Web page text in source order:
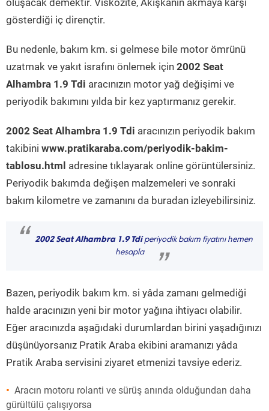
oluşacak demektir. Viskozite, Akışkanın akmaya karşı
gösterdiği iç dirençtir.
Bu nedenle, bakım km. si gelmese bile motor ömrünü
uzatmak ve yakıt israfını önlemek için 2002 Seat
Alhambra 1.9 Tdi aracınızın motor yağ değişimi ve
periyodik bakımını yılda bir kez yaptırmanız gerekir.
2002 Seat Alhambra 1.9 Tdi aracınızın periyodik bakım
takibini www.pratikaraba.com/periyodik-bakim-
tablosu.html adresine tıklayarak online görüntülersiniz.
Periyodik bakımda değişen malzemeleri ve sonraki
bakım kilometre ve zamanını da buradan izleyebilirsiniz.
“ 2002 Seat Alhambra 1.9 Tdiperiyodik bakım fiyatını hemen
hesapla
”
Bazen, periyodik bakım km. si yâda zamanı gelmediği
halde aracınızın yeni bir motor yağına ihtiyacı olabilir.
Eğer aracınızda aşağıdaki durumlardan birini yaşadığınızı
düşünüyorsanız Pratik Araba ekibini aramanızı yâda
Pratik Araba servisini ziyaret etmenizi tavsiye ederiz.
Aracın motoru rolanti ve sürüş anında olduğundan daha
gürültülü çalışıyorsa